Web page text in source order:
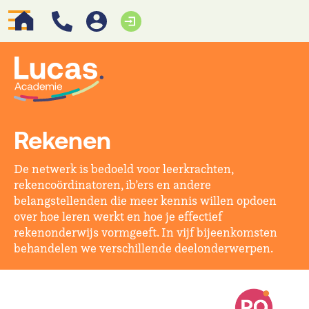
Rekenen
De netwerk is bedoeld voor leerkrachten,
rekencoördinatoren, ib’ers en andere
belangstellenden die meer kennis willen opdoen
over hoe leren werkt en hoe je effectief
rekenonderwijs vormgeeft. In vijf bijeenkomsten
behandelen we verschillende deelonderwerpen.